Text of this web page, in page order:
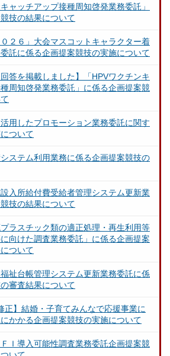
キャッチアップ接種周知啓発業務委託」
技の結果について
０２６」大会マスコットキャラクター着
託に係る企画提案競技の実施について
回答を掲載しました】「HPVワクチンキ
周知啓発業務委託」に係る企画提案競
用したプロモーション業務委託に関す
ついて
ステム利用業務に係る企画提案競技の
入所給付費受給者管理システム更新業
技の結果について
プラスチック類の適正処理・再生利用等
向けた調査業務委託」に係る企画提案
ついて
祉台帳管理システム更新業務委託に係
審査結果について
正】結婚・子育てみんなで応援事業に
かかる企画提案競技の実施について
Ｉ導入可能性調査業務委託企画提案競